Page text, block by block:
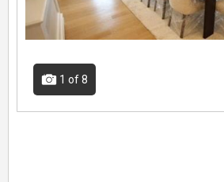
1 of 8